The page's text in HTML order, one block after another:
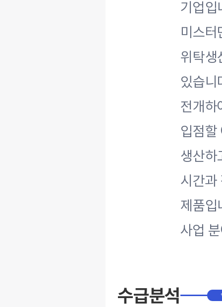
기업입
미스
위탁생
있습
전개하
입점할
생산하
시간과
제품입
사업
수급분석